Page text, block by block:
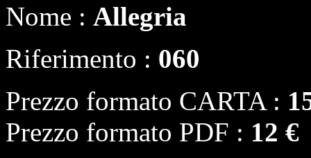
Nome : Allegria
Riferimento : 060
Prezzo formato CARTA :
Prezzo formato PDF : 12 €